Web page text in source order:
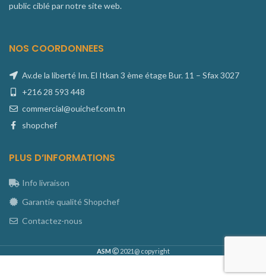
public ciblé par notre site web.
NOS COORDONNEES
Av.de la liberté Im. El Itkan 3 ème étage Bur. 11 – Sfax 3027
+216 28 593 448
commercial@ouichef.com.tn
shopchef
PLUS D’INFORMATIONS
Info livraison
Garantie qualité Shopchef
Contactez-nous
ASM 2021@ copyright